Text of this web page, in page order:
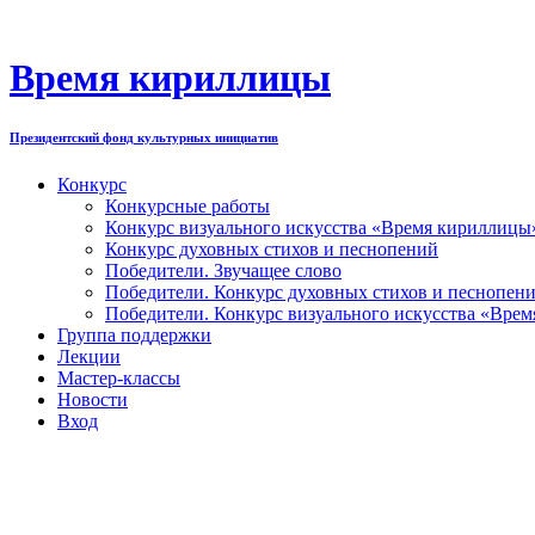
содержимому
Время кириллицы
Президентский фонд культурных инициатив
Конкурс
Конкурсные работы
Конкурс визуального искусства «Время
Конкурс духовных стихов и песнопений
Победители. Звучащее слово
Победители. Конкурс духовных стихов и
Победители. Конкурс визуального искусства
Группа поддержки
Лекции
Мастер-классы
Новости
Вход